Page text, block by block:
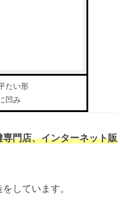
たい形
凹み
専門店、インターネット販
しています。